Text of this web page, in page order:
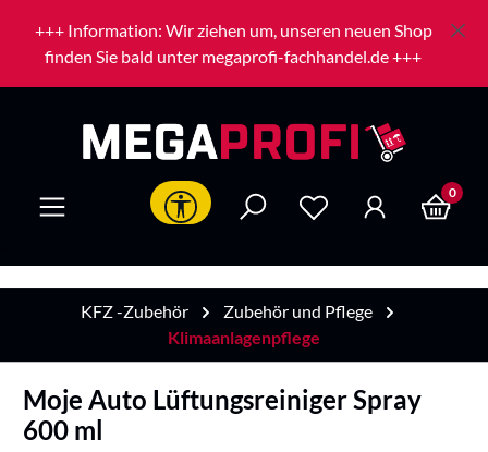
Zum Hauptinhalt springen
+++ Information: Wir ziehen um, unseren neuen Shop
finden Sie bald unter megaprofi-fachhandel.de +++
Werkzeugleiste anzeigen 0
KFZ -Zubehör
Zubehör und Pflege
Klimaanlagenpflege
Moje Auto Lüftungsreiniger Spray
600 ml